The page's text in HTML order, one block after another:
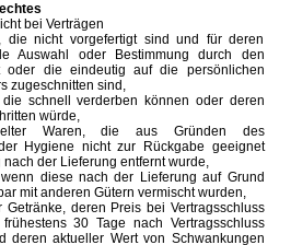
bei Verträgen
die nicht vorgefertigt sind und für deren
Auswahl oder Bestimmung durch den
oder die eindeutig auf die persönlichen
zugeschnitten sind,
schnell verderben können oder deren
würde,
Waren, die aus Gründen des
Hygiene nicht zur Rückgabe geeignet
der Lieferung entfernt wurde,
diese nach der Lieferung auf Grund
mit anderen Gütern vermischt wurden,
deren Preis bei Vertragsschluss
30 Tage nach Vertragsschluss
deren aktueller Wert von Schwankungen